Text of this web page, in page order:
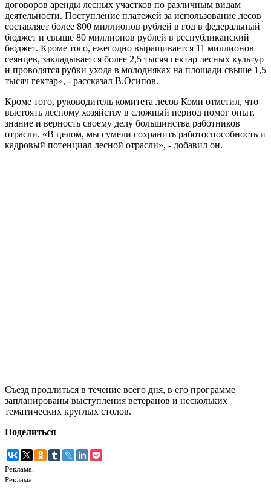
договоров аренды лесных участков по различным видам
деятельности. Поступление платежей за использование лесов
составляет более 800 миллионов рублей в год в федеральный
бюджет и свыше 80 миллионов рублей в республиканский
бюджет. Кроме того, ежегодно выращивается 11 миллионов
сеянцев, закладывается более 2,5 тысяч гектар лесных культур
и проводятся рубки ухода в молодняках на площади свыше 1,5
тысяч гектар», - рассказал В.Осипов.
Кроме того, руководитель комитета лесов Коми отметил, что
выстоять лесному хозяйству в сложный период помог опыт,
знание и верность своему делу большинства работников
отрасли. «В целом, мы сумели сохранить работоспособность и
кадровый потенциал лесной отрасли», - добавил он.
Съезд продлиться в течение всего дня, в его программе
запланированы выступления ветеранов и нескольких
тематических круглых столов.
Поделиться
Реклама.
Реклама.